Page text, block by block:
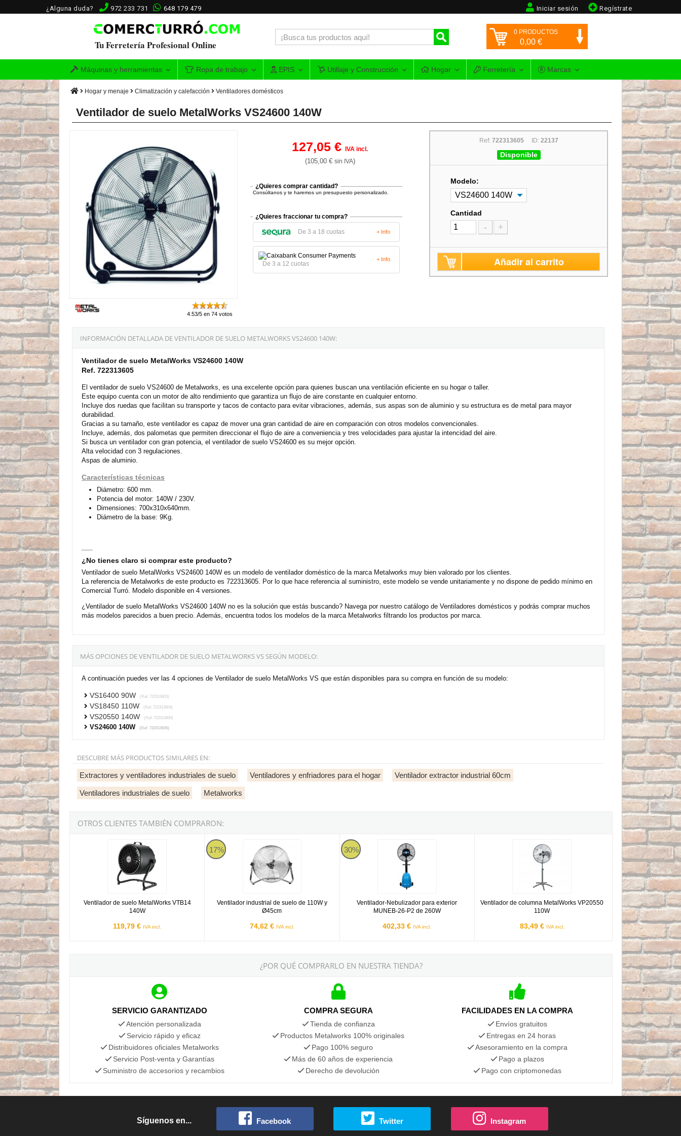
¿Alguna duda? 972 233 731 648 179 479 Regístrate
Iniciar sesión
Tu Ferretería Profesional Online
0 PRODUCTOS
0,00 €
Máquinas y herramientas Ropa de trabajo EPIS Utillaje y Construcción Hogar Ferretería Marcas
Hogar y menaje Climatización y calefacción Ventiladores domésticos
Ventilador de suelo MetalWorks VS24600 140W
4.53/5 en 74 votos
127,05 €IVA incl.
(105,00 € sin IVA)
¿Quieres comprar cantidad?
Consúltanos y te haremos un presupuesto personalizado.
¿Quieres fraccionar tu compra?
De 3 a 18 cuotas + Info
De 3 a 12 cuotas
+ Info
Ref: 722313605ID: 22137
Disponible
Modelo:
Cantidad
- +
Añadir al carrito
INFORMACIÓN DETALLADA DE VENTILADOR DE SUELO METALWORKS VS24600 140W:
Ventilador de suelo MetalWorks VS24600 140W
Ref. 722313605
El ventilador de suelo VS24600 de Metalworks, es una excelente opción para quienes buscan una ventilación eficiente en su hogar o taller.
Este equipo cuenta con un motor de alto rendimiento que garantiza un flujo de aire constante en cualquier entorno.
Incluye dos ruedas que facilitan su transporte y tacos de contacto para evitar vibraciones, además, sus aspas son de aluminio y su estructura es de metal para mayor
durabilidad.
Gracias a su tamaño, este ventilador es capaz de mover una gran cantidad de aire en comparación con otros modelos convencionales.
Incluye, además, dos palometas que permiten direccionar el flujo de aire a conveniencia y tres velocidades para ajustar la intencidad del aire.
Si busca un ventilador con gran potencia, el ventilador de suelo VS24600 es su mejor opción.
Alta velocidad con 3 regulaciones.
Aspas de aluminio.
Características técnicas
Diámetro: 600 mm.
Potencia del motor: 140W / 230V.
Dimensiones: 700x310x640mm.
Diámetro de la base: 9Kg.
¿No tienes claro si comprar este producto?
Ventilador de suelo MetalWorks VS24600 140W es un modelo de ventilador doméstico de la marca Metalworks muy bien valorado por los clientes.
La referencia de Metalworks de este producto es 722313605. Por lo que hace referencia al suministro, este modelo se vende unitariamente y no dispone de pedido mínimo en
Comercial Turró. Modelo disponible en 4 versiones.
¿Ventilador de suelo MetalWorks VS24600 140W no es la solución que estás buscando? Navega por nuestro catálogo de Ventiladores domésticos y podrás comprar muchos
más modelos parecidos a buen precio. Además, encuentra todos los modelos de la marca Metalworks filtrando los productos por marca.
MÁS OPCIONES DE VENTILADOR DE SUELO METALWORKS VS SEGÚN MODELO:
A continuación puedes ver las 4 opciones de Ventilador de suelo MetalWorks VS que están disponibles para su compra en función de su modelo:
VS16400 90W (Ref. 722313603)
VS18450 110W (Ref. 722313604)
VS20550 140W (Ref. 722313600)
VS24600 140W (Ref. 722313605)
DESCUBRE MÁS PRODUCTOS SIMILARES EN:
Extractores y ventiladores industriales de suelo Ventiladores y enfriadores para el hogar Ventilador extractor industrial 60cm
Ventiladores industriales de suelo Metalworks
OTROS CLIENTES TAMBIÉN COMPRARON:
Ventilador de suelo MetalWorks VTB14
140W
119,79 € IVA incl.
Ventilador de suelo MetalWorks VTB14 140W
17%
Ventilador industrial de suelo de 110W y
Ø45cm
74,62 € IVA incl.
Ventilador industrial de suelo de 110W y Ø45cm
30%
Ventilador-Nebulizador para exterior
MUNEB-26-P2 de 260W
402,33 € IVA incl.
Ventilador-Nebulizador para exterior MUNEB-26-P2 de 260W
Ventilador de columna MetalWorks VP20550
110W
83,49 € IVA incl.
Ventilador de columna MetalWorks VP20550 110W
¿POR QUÉ COMPRARLO EN NUESTRA TIENDA?
SERVICIO GARANTIZADO
Atención personalizada
Servicio rápido y eficaz
Distribuidores oficiales Metalworks
Servicio Post-venta y Garantías
Suministro de accesorios y recambios
COMPRA SEGURA
Tienda de confianza
Productos Metalworks 100% originales
Pago 100% seguro
Más de 60 años de experiencia
Derecho de devolución
FACILIDADES EN LA COMPRA
Envíos gratuitos
Entregas en 24 horas
Asesoramiento en la compra
Pago a plazos
Pago con criptomonedas
Síguenos en... Facebook Twitter Instagram